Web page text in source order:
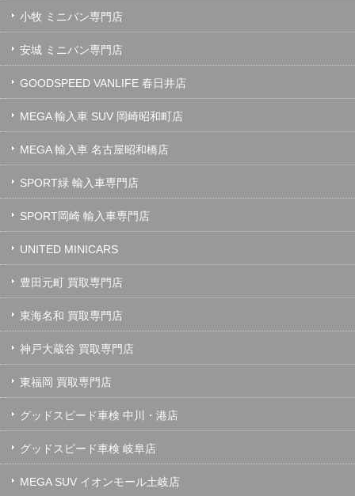
小牧 ミニバン専門店
安城 ミニバン専門店
GOODSPEED VANLIFE 春日井店
MEGA 輸入車 SUV 岡崎昭和町店
MEGA 輸入車 名古屋昭和橋店
SPORT緑 輸入車専門店
SPORT岡崎 輸入車専門店
UNITED MINICARS
豊田元町 買取専門店
東海名和 買取専門店
神戸大蔵谷 買取専門店
東福岡 買取専門店
グッドスピード車検 中川・港店
グッドスピード車検 岐阜店
MEGA SUV イオンモール土岐店